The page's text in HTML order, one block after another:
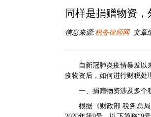
同样是捐赠物资
信息来源:税务律师网文章
自新冠肺炎疫情暴发
疫物资后，如何进行财税处
一、捐赠物资涉及多个
根据《财政部 税务总